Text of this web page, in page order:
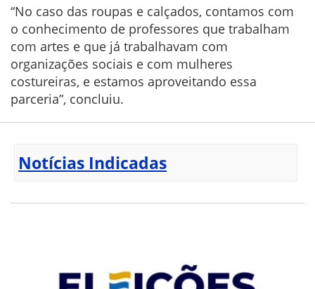
“No caso das roupas e calçados, contamos com
o conhecimento de professores que trabalham
com artes e que já trabalhavam com
organizações sociais e com mulheres
costureiras, e estamos aproveitando essa
parceria”, concluiu.
Notícias Indicadas